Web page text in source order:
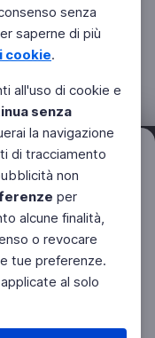
senza
saperne di più
cookie.
all'uso di cookie e
senza
la navigazione
di tracciamento
non
per
alcune finalità,
o revocare
tue preferenze.
al solo
Instagram